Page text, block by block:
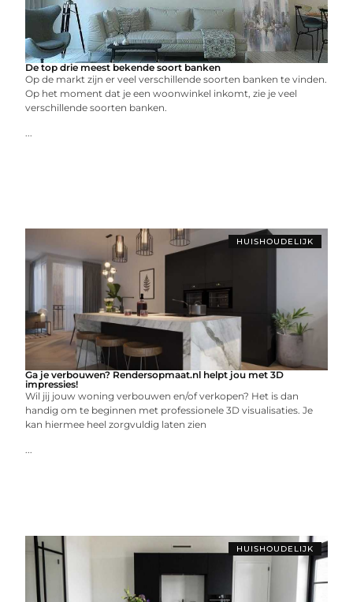
De top drie meest bekende soort banken
Op de markt zijn er veel verschillende soorten banken te vinden.
Op het moment dat je een woonwinkel inkomt, zie je veel
verschillende soorten banken.
...
HUISHOUDELIJK
Ga je verbouwen? Rendersopmaat.nl helpt jou met 3D
impressies!
Wil jij jouw woning verbouwen en/of verkopen? Het is dan
handig om te beginnen met professionele 3D visualisaties. Je
kan hiermee heel zorgvuldig laten zien
...
HUISHOUDELIJK